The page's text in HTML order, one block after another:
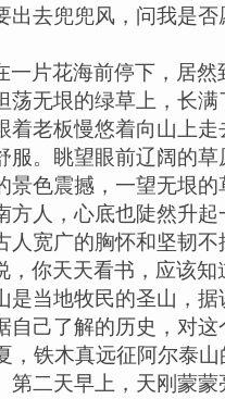
出去兜兜风，问我是
一片花海前停下，居
荡无垠的绿草上，长
着老板慢悠着向山上
服。眺望眼前辽阔的
景色震撼，一望无垠
方人，心底也陡然升
人宽广的胸怀和坚韧
，你天天看书，应该知
是当地牧民的圣山，
自己了解的历史，对
，铁木真远征阿尔泰
第二天早上，天刚蒙